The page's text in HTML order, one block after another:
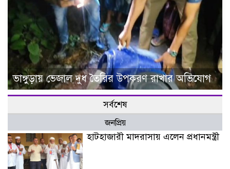
ভাঙ্গুড়ায় ভেজাল দুধ তৈরির উপকরণ রাখার অভিযোগ
সর্বশেষ
জনপ্রিয়
হাটহাজারী মাদরাসায় এলেন প্রধানমন্ত্রী